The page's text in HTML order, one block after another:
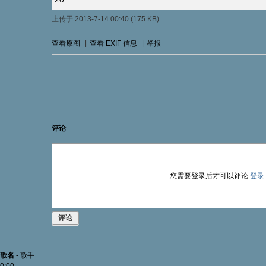
上传于 2013-7-14 00:40 (175 KB)
查看原图 查看 EXIF 信息 举报
评论
您需要登录后才可以评论 登录
评论
歌名 - 歌手